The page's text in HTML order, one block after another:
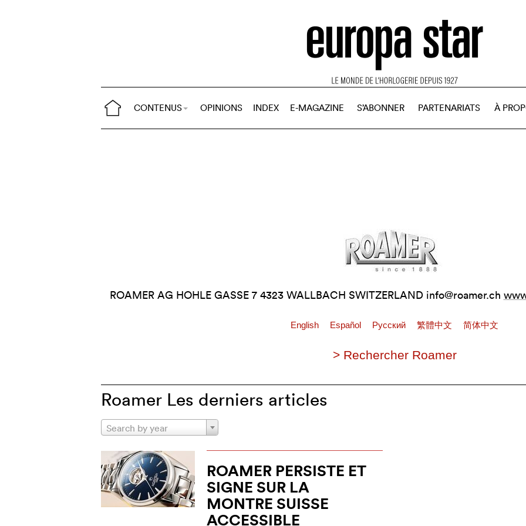
CONTENUS OPINIONS INDEX E-MAGAZINE S’ABONNER PARTENARIATS À
ROAMER AG HOHLE GASSE 7 4323 WALLBACH SWITZERLAND info@roamer.ch
English Español Pусский 繁體中文 简体中文
> Rechercher Roamer
Roamer Les derniers articles
Search by year
ROAMER PERSISTE ET
SIGNE SUR LA
MONTRE SUISSE
ACCESSIBLE